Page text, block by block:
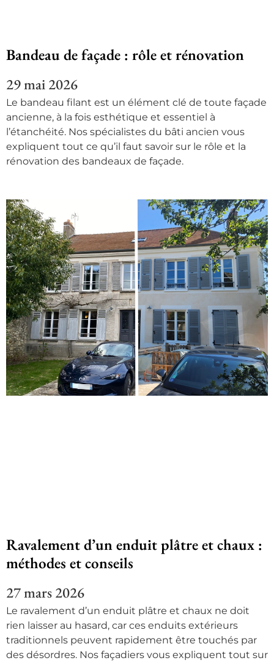
Bandeau de façade : rôle et rénovation
29 mai 2026
Le bandeau filant est un élément clé de toute façade
ancienne, à la fois esthétique et essentiel à
l’étanchéité. Nos spécialistes du bâti ancien vous
expliquent tout ce qu’il faut savoir sur le rôle et la
rénovation des bandeaux de façade.
Ravalement d’un enduit plâtre et chaux :
méthodes et conseils
27 mars 2026
Le ravalement d’un enduit plâtre et chaux ne doit
rien laisser au hasard, car ces enduits extérieurs
traditionnels peuvent rapidement être touchés par
des désordres. Nos façadiers vous expliquent tout sur